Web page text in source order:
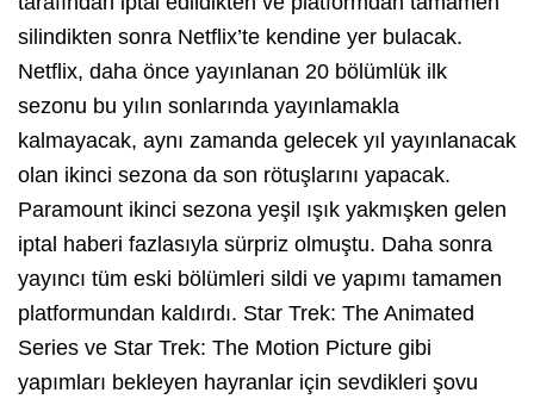
silindikten sonra Netflix’te kendine yer bulacak.
Netflix, daha önce yayınlanan 20 bölümlük ilk
sezonu bu yılın sonlarında yayınlamakla
kalmayacak, aynı zamanda gelecek yıl yayınlanacak
olan ikinci sezona da son rötuşlarını yapacak.
Paramount ikinci sezona yeşil ışık yakmışken gelen
iptal haberi fazlasıyla sürpriz olmuştu. Daha sonra
yayıncı tüm eski bölümleri sildi ve yapımı tamamen
platformundan kaldırdı. Star Trek: The Animated
Series ve Star Trek: The Motion Picture gibi
yapımları bekleyen hayranlar için sevdikleri şovu